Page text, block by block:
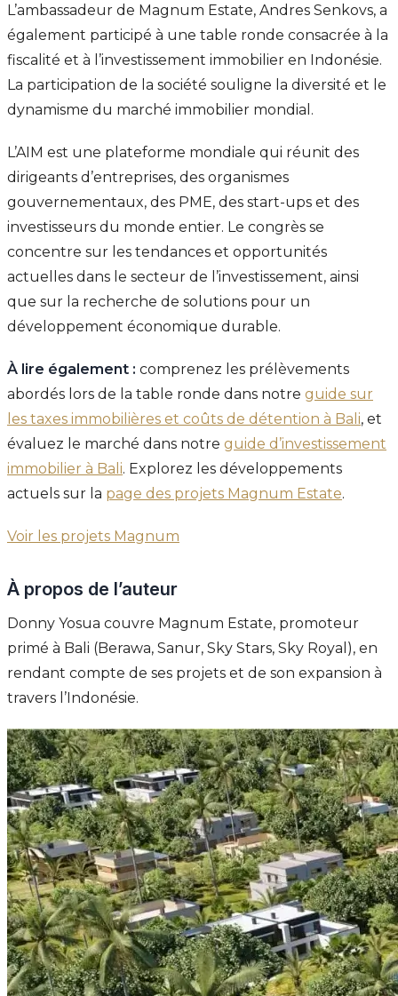
L’ambassadeur de Magnum Estate, Andres Senkovs, a
également participé à une table ronde consacrée à la
fiscalité et à l’investissement immobilier en Indonésie.
La participation de la société souligne la diversité et le
dynamisme du marché immobilier mondial.
L’AIM est une plateforme mondiale qui réunit des
dirigeants d’entreprises, des organismes
gouvernementaux, des PME, des start-ups et des
investisseurs du monde entier. Le congrès se
concentre sur les tendances et opportunités
actuelles dans le secteur de l’investissement, ainsi
que sur la recherche de solutions pour un
développement économique durable.
À lire également : comprenez les prélèvements
abordés lors de la table ronde dans notre guide sur
les taxes immobilières et coûts de détention à Bali, et
évaluez le marché dans notre guide d’investissement
immobilier à Bali. Explorez les développements
actuels sur la page des projets Magnum Estate.
Voir les projets Magnum
À propos de l’auteur
Donny Yosua couvre Magnum Estate, promoteur
primé à Bali (Berawa, Sanur, Sky Stars, Sky Royal), en
rendant compte de ses projets et de son expansion à
travers l’Indonésie.